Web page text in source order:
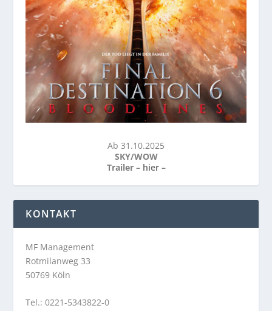
Ab 31.10.2025
SKY/WOW
Trailer – hier –
KONTAKT
MF Management
Rotmilanweg 33
50769 Köln
Tel.: 0221-5343822-0